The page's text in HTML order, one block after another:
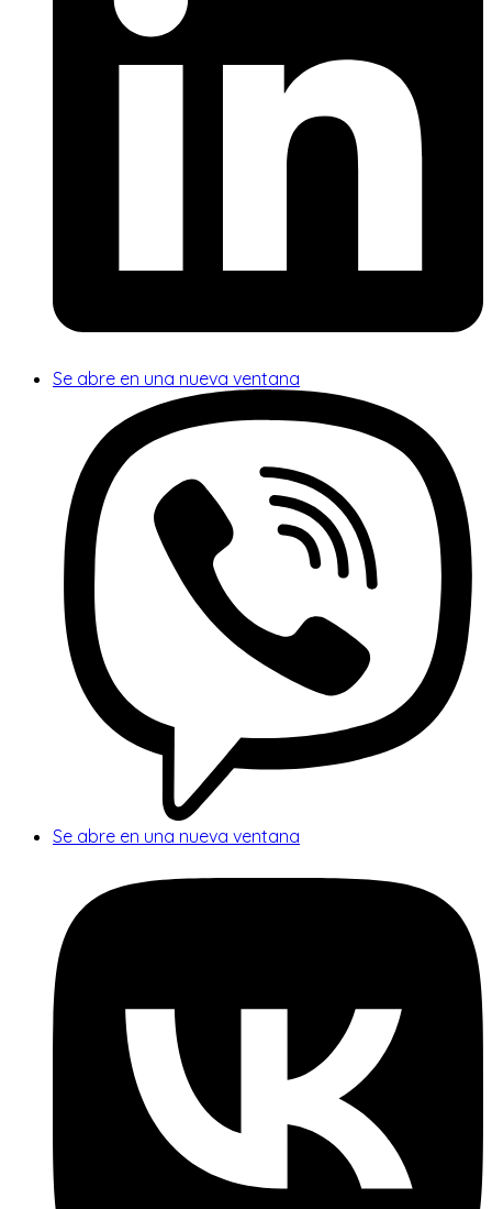
Se abre en una nueva ventana
Se abre en una nueva ventana